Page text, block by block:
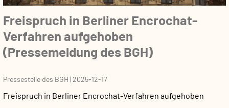
Freispruch in Berliner Encrochat-
Verfahren aufgehoben
(Pressemeldung des BGH)
Pressestelle des BGH |2025-12-17
Freispruch in Berliner Encrochat-Verfahren aufgehoben